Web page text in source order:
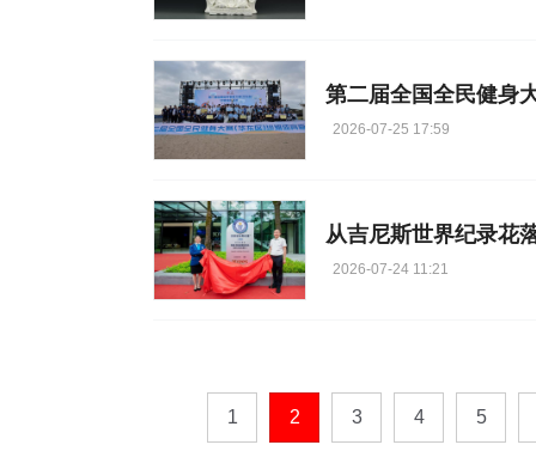
2026-07-25 17:59
从吉尼斯世界纪录花
2026-07-24 11:21
1 2 3 4 5